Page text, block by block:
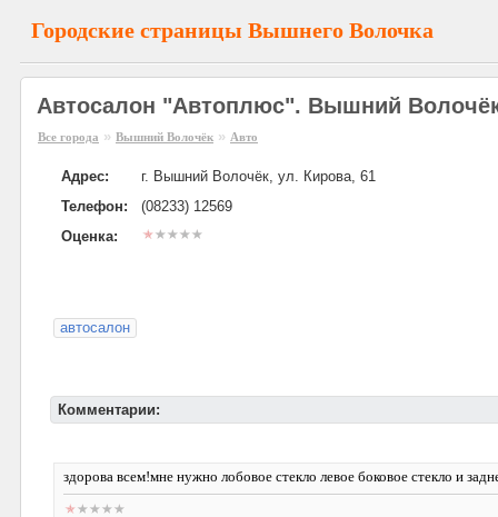
Городские страницы Вышнего Волочка
Автосалон "Автоплюс". Вышний
Все города » Вышний Волочёк » Авто
Адрес:
г. Вышний Волочёк, ул. Кирова, 61
Телефон:
(08233) 12569
Оценка:
автосалон
Комментарии:
здорова всем!мне нужно лобовое стекло левое боковое стекло и